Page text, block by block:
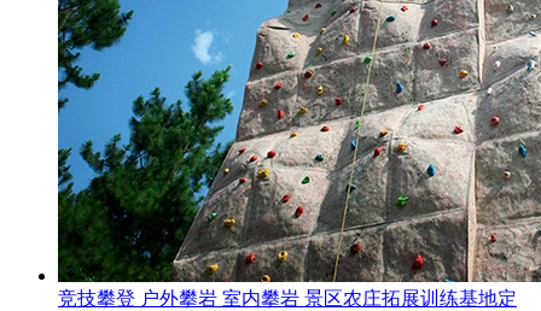
竞技攀登 户外攀岩 室内攀岩 景区农庄拓展训练基地定